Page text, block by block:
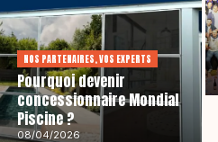
NOS PARTENAIRES, VOS EXPERTS
Pourquoi devenir
concessionnaire Mondial
Piscine ?
08/04/2026